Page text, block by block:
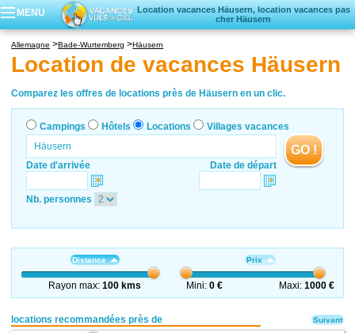
MENU
Location vacances Häusern, location vacances pas
cher Häusern
Locations vacances
Villages vacances
Allemagne Bade-Wurtemberg Häusern
Location de vacances Häusern
Comparez les offres de locations près de Häusern en un clic.
Campings Hôtels Locations Villages vacances
Date d'arrivée Date de départ
GO !
Nb. personnes
Distance
Rayon max:100 kms
Prix
Mini:0 € Maxi: 1000 €
locations recommandées près de
Suivant